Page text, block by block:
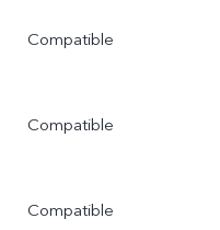
Compatible
Compatible
Compatible